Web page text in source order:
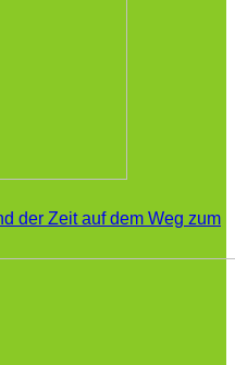
der Zeit auf dem Weg zum